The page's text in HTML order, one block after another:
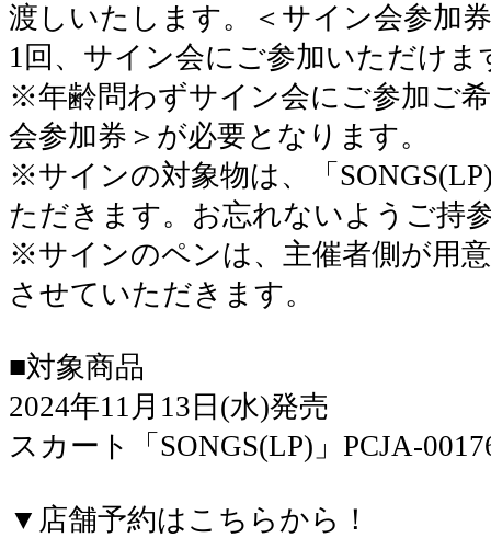
渡しいたします。＜サイン会参加
1回、サイン会にご参加いただけま
※年齢問わずサイン会にご参加ご
会参加券＞が必要となります。
※サインの対象物は、「
ただきます。お忘れないようご持
※サインのペンは、主催者側が用
させていただきます。
■対象商品
2024年11月13日(水)発売
スカート「SONGS(LP)」PCJA-
▼店舗予約はこちらから！